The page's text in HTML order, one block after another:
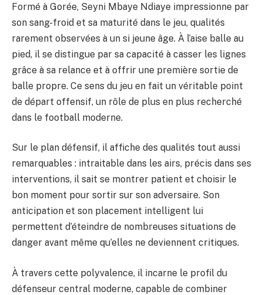
Formé à Gorée, Seyni Mbaye Ndiaye impressionne par
son sang-froid et sa maturité dans le jeu, qualités
rarement observées à un si jeune âge. À l’aise balle au
pied, il se distingue par sa capacité à casser les lignes
grâce à sa relance et à offrir une première sortie de
balle propre. Ce sens du jeu en fait un véritable point
de départ offensif, un rôle de plus en plus recherché
dans le football moderne.
Sur le plan défensif, il affiche des qualités tout aussi
remarquables : intraitable dans les airs, précis dans ses
interventions, il sait se montrer patient et choisir le
bon moment pour sortir sur son adversaire. Son
anticipation et son placement intelligent lui
permettent d’éteindre de nombreuses situations de
danger avant même qu’elles ne deviennent critiques.
À travers cette polyvalence, il incarne le profil du
défenseur central moderne, capable de combiner